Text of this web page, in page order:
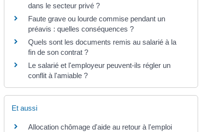
dans le secteur privé ?
Faute grave ou lourde commise pendant un
préavis : quelles conséquences ?
Quels sont les documents remis au salarié à la
fin de son contrat ?
Le salarié et l'employeur peuvent-ils régler un
conflit à l'amiable ?
Et aussi
Allocation chômage d'aide au retour à l'emploi